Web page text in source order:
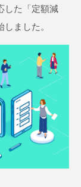
した「定額減
ました。